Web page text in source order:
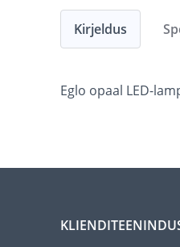
Kirjeldus
Eglo opaal LED-